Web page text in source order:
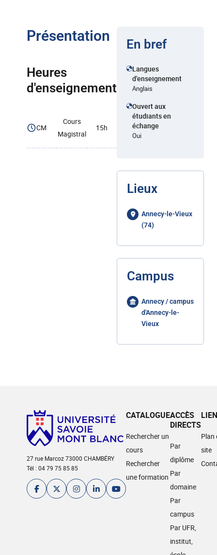
Présentation
Heures
d'enseignement
CM
Cours
Magistral
15h
En bref
Langues
d'enseignement
Anglais
Ouvert aux
étudiants en
échange
Oui
Lieux
Annecy-le-Vieux
(74)
Campus
Annecy / campus
d'Annecy-le-
Vieux
27 rue Marcoz 73000 CHAMBÉRY
Tél : 04 79 75 85 85
CATALOGUE
Rechercher un
cours
Rechercher
une formation
ACCÈS
DIRECTS
Par
diplôme
Par
domaine
Par
campus
Par UFR,
institut,
Plan
site